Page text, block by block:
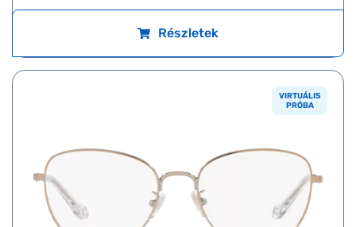
Részletek
VIRTUÁLIS
PRÓBA